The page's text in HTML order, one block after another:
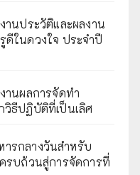
านประวัติและผลงาน
ดีในดวงใจ ประจำปี
านผลการจัดทำ
วิธีปฏิบัติที่เป็นเลิศ
ารกลางวันสำหรับ
รบถ้วนสู่การจัดการที่